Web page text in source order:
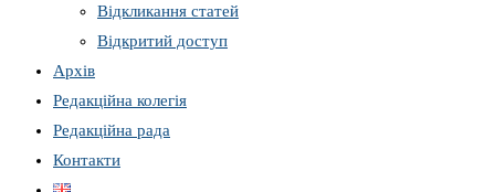
Відкликання статей
Відкритий доступ
Архів
Редакційна колегія
Редакційна рада
Контакти